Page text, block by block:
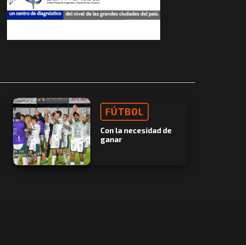
FÚTBOL
Con la necesidad de
ganar